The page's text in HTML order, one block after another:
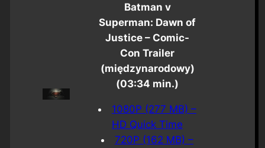
Batman v
Superman: Dawn of
Justice – Comic-
Con Trailer
(międzynarodowy)
(03:34 min.)
1080P (277 MB) –
HD Quick Time
720P (162 MB) –